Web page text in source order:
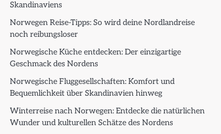
Skandinaviens
Norwegen Reise-Tipps: So wird deine Nordlandreise
noch reibungsloser
Norwegische Küche entdecken: Der einzigartige
Geschmack des Nordens
Norwegische Fluggesellschaften: Komfort und
Bequemlichkeit über Skandinavien hinweg
Winterreise nach Norwegen: Entdecke die natürlichen
Wunder und kulturellen Schätze des Nordens